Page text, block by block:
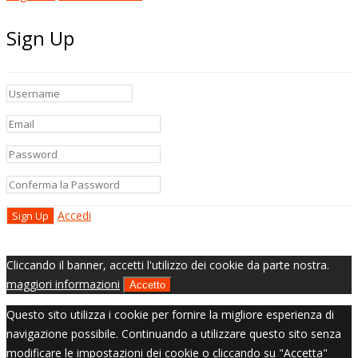
Sign Up
Accedi
Cliccando il banner, accetti l'utilizzo dei cookie da parte nostra.
maggiori informazioni
Accetto
Questo sito utilizza i cookie per fornire la migliore esperienza di
navigazione possibile. Continuando a utilizzare questo sito senza
modificare le impostazioni dei cookie o cliccando su "Accetta"